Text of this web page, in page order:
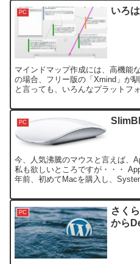
PC いろ
マインドマップ作成には、高機能
の場合、フリー版の「Xmind」が
と言っても、いろんなプラットフ
PC
今、人気沸騰のマウスと言えば、
私も欲しいところですが・・・
年前、初めてMacを購入し、
PC
さく
から